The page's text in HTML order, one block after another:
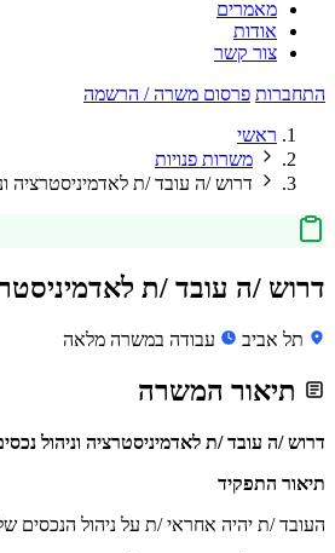
מאמרים
אודות
צור קשר
התחברות פרסום משרה / הרשמה
ראשי
משרות פנויות
דרוש /ה עובד /ת לאדמיניסטרציה
דרוש /ה עובד /ת
תל אביב עבודה במשרה מלאה
תיאור המשרה
דרוש /ה עובד /ת לאדמיניסטרציה וניהול
תיאור התפקיד
העובד /ת יהיה אחראי /ת על ניהול הנכסים